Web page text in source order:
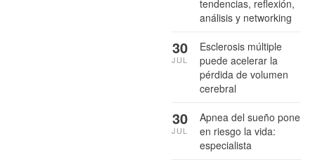
tendencias, reflexión,
análisis y networking
Esclerosis múltiple
puede acelerar la
pérdida de volumen
cerebral
30
JUL
Apnea del sueño pone
en riesgo la vida:
especialista
30
JUL